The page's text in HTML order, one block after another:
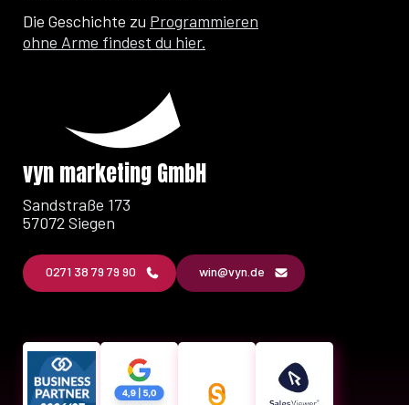
vyn marketing GmbH
Sandstraße 173
57072 Siegen
0271 38 79 79 90 win@vyn.de
Die Geschichte zu Programmieren
ohne Arme findest du hier.